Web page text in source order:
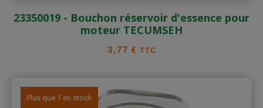
23350019 - Bouchon réservoir d'essence pour
moteur TECUMSEH
Prix
3,77 € TTC
Plus que 1 en stock